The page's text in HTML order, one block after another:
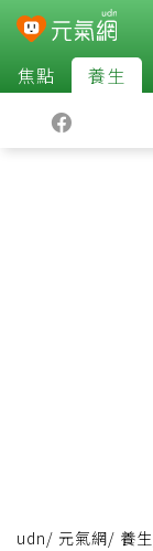
焦點 養生
udn/ 元氣網/ 養生